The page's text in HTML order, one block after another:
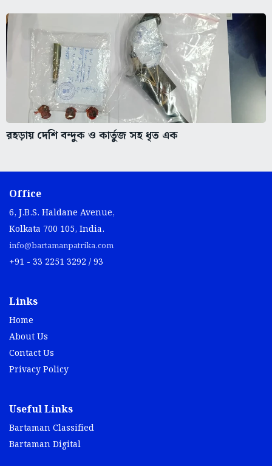
রহড়ায় দেশি বন্দুক ও কার্তুজ সহ ধৃত এক
Office
6, J.B.S. Haldane Avenue,
Kolkata 700 105, India.
info@bartamanpatrika.com
+91 - 33 2251 3292 / 93
Links
Home
About Us
Contact Us
Privacy Policy
Useful Links
Bartaman Classified
Bartaman Digital